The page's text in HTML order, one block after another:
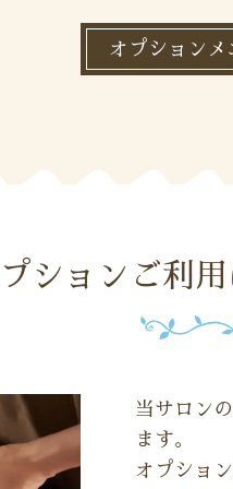
オプションメ
ションご利
当サロン
ます。
オプショ